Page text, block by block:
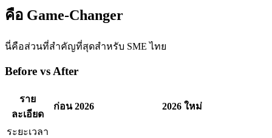
คือ Game-Changer
นี่คือส่วนที่สำคัญที่สุดสำหรับ SME ไทย
Before vs After
ราย
ละเอียด
ก่อน 2026 2026 ใหม่
ระยะเวลา